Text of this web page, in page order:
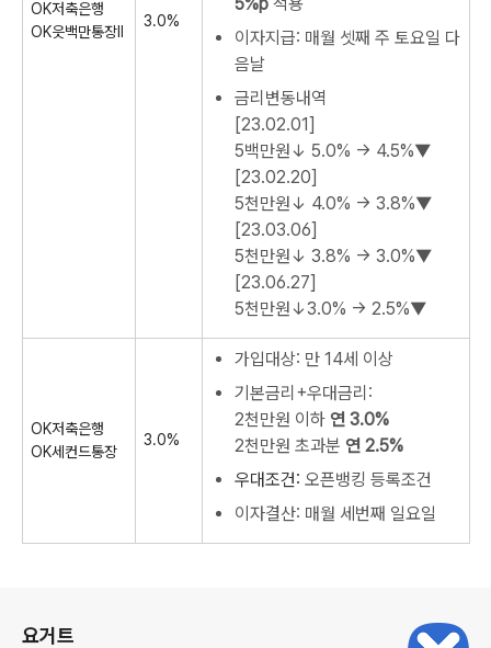
OK저축은행
OK읏백만통장Ⅱ
3.0%
이자지급: 매월 셋째 주 토요일 다
음날
금리변동내역
[23.02.01]
5백만원↓ 5.0% → 4.5%▼
[23.02.20]
5천만원↓ 4.0% → 3.8%▼
[23.03.06]
5천만원↓ 3.8% → 3.0%▼
[23.06.27]
5천만원↓3.0% → 2.5%▼
OK저축은행
OK세컨드통장
3.0%
가입대상: 만 14세 이상
기본금리+우대금리:
2천만원 이하 연 3.0%
2천만원 초과분 연 2.5%
우대조건: 오픈뱅킹 등록조건
이자결산: 매월 세번째 일요일
요거트